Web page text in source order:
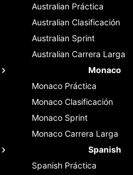
Australian Práctica
Australian Clasificación
Australian Sprint
Australian Carrera Larga
Monaco
Monaco Práctica
Monaco Clasificación
Monaco Sprint
Monaco Carrera Larga
Spanish
Spanish Práctica